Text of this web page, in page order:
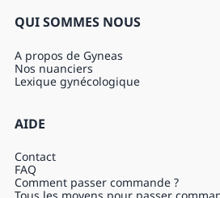
QUI SOMMES NOUS
A propos de Gyneas
Nos nuanciers
Lexique gynécologique
AIDE
Contact
FAQ
Comment passer commande ?